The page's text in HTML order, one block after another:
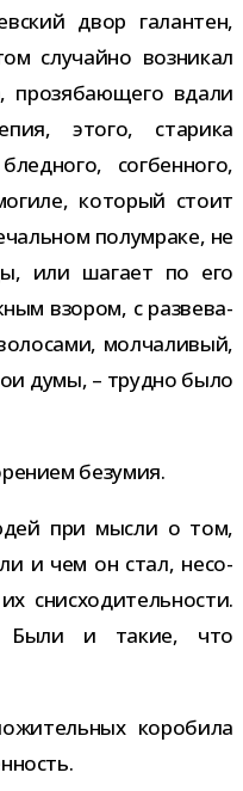
двор галан­тен,
слу­чайно воз­ни­кал
про­зя­ба­ю­щего вдали
этого, ста­рика
сог­бен­ного,
кото­рый стоит
полу­мраке, не
или шагает по его
взо­ром, с раз­ве­ва­
мол­ча­ли­вый,
думы, – трудно было
безумия.
при мысли о том,
и чем он стал, несо­
снис­хо­ди­тель­но­сти.
Были и такие, что
коро­била